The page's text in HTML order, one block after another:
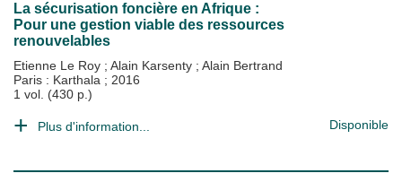
La sécurisation foncière en Afrique :
Pour une gestion viable des ressources
renouvelables
Etienne Le Roy ; Alain Karsenty ; Alain Bertrand
Paris : Karthala ; 2016
1 vol. (430 p.)
Plus d'information... Disponible